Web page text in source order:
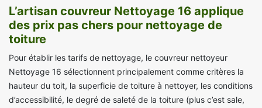
L’artisan couvreur Nettoyage 16 applique
des prix pas chers pour nettoyage de
toiture
Pour établir les tarifs de nettoyage, le couvreur nettoyeur
Nettoyage 16 sélectionnent principalement comme critères la
hauteur du toit, la superficie de toiture à nettoyer, les conditions
d’accessibilité, le degré de saleté de la toiture (plus c’est sale,